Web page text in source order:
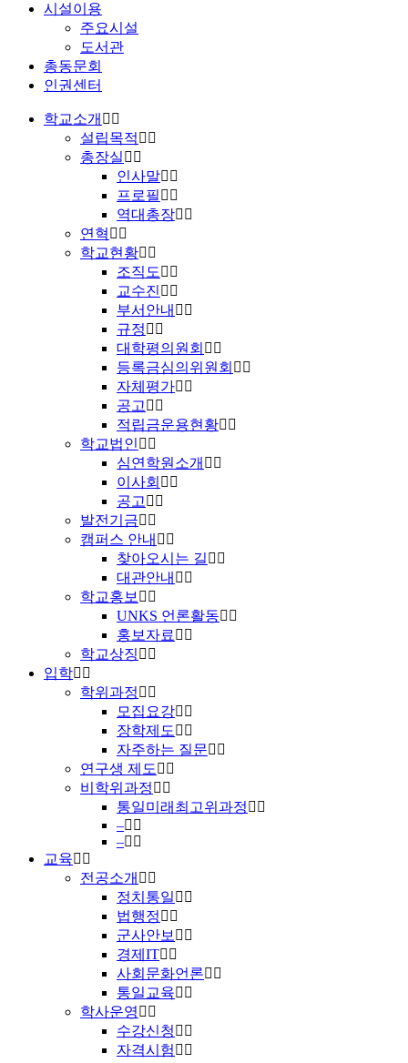
시설이용
주요시설
도서관
총동문회
인권센터
학교소개
설립목적
총장실
인사말
프로필
역대총장
연혁
학교현황
조직도
교수진
부서안내
규정
대학평의원회
등록금심의위원회
자체평가
공고
적립금운용현황
학교법인
심연학원소개
이사회
공고
발전기금
캠퍼스 안내
찾아오시는 길
대관안내
학교홍보
UNKS 언론활동
홍보자료
학교상징
입학
학위과정
모집요강
장학제도
자주하는 질문
연구생 제도
비학위과정
통일미래최고위과정
–
–
교육
전공소개
정치통일
법행정
군사안보
경제IT
사회문화언론
통일교육
학사운영
수강신청
자격시험